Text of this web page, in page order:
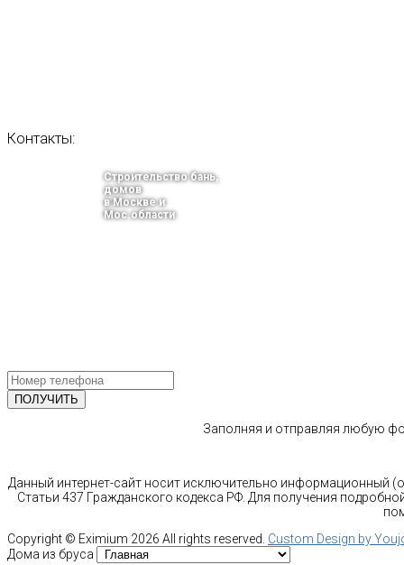
Контакты:
Строительство бань,
домов
в Москве и
Мос.области
Заполняя и отправляя любую
Данный интернет-сайт носит исключительно информационный
Статьи 437 Гражданского кодекса РФ. Для получения
Copyright © Eximium 2026 All rights reserved. Custom Design by
Дома из бруса